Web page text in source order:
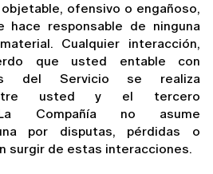
ofensivo o engañoso,
hace responsable de ninguna
Cualquier interacción,
que usted entable con
del Servicio se realiza
usted y el tercero
La Compañía no asume
por disputas, pérdidas o
surgir de estas interacciones.